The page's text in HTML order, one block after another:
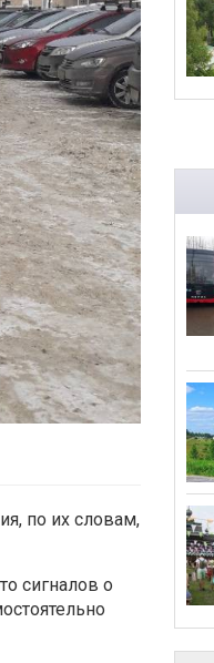
по их словам,
сигналов о